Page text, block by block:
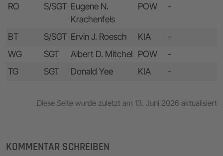
RO
S/SGT Eugene N.
Krachenfels
POW -
BT S/SGT Ervin J. Roesch KIA
-
WG
SGT Albert D. Mitchel POW
-
TG
SGT Donald Yee KIA -
Diese Seite wurde zuletzt am 13. Juni 2026 aktualisiert
KOMMENTAR SCHREIBEN